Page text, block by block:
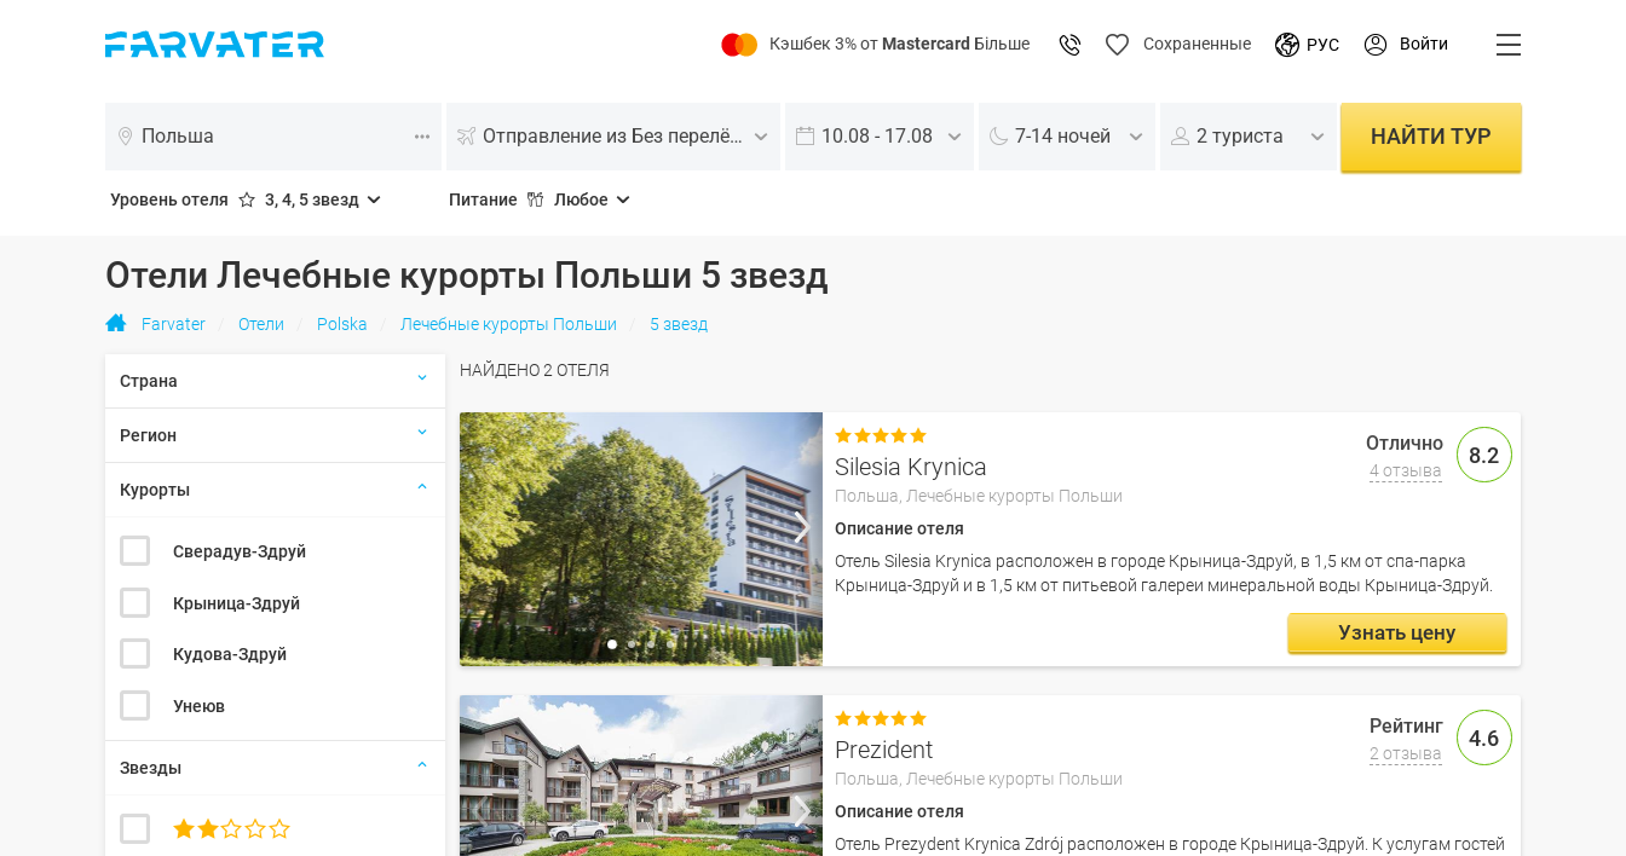
Кэшбек 3% от Mastercard Більше Сохраненные РУС Войти
Польша Отправление из Без перелёта 10.08 - 17.08 7-14 ночей 2 туриста
Уровень отеля 3, 4, 5 звезд Питание Любое
НАЙТИ ТУР
Отели Лечебные курорты Польши 5 звезд
Farvater Отели Polska Лечебные курорты Польши 5 звезд
НАЙДЕНО2 ОТЕЛЯ
Страна
Регион
Курорты
Сверадув-Здруй
Крыница-Здруй
Кудова-Здруй
Унеюв
Звезды

8.2
4 отзыва

Silesia Krynica
Польша, Лечебные курорты Польши
Описание отеля
Отель Silesia Krynica расположен в городе Крыница-Здруй, в 1,5 км от спа-парка
Крыница-Здруй и в 1,5 км от питьевой галереи минеральной воды Крыница-Здруй.
Узнать цену
4.6
2 отзыва

Prezident
Польша,Лечебные курорты Польши
Описание отеля
Отель Prezydent Krynica Zdrój расположен в городе Крыница-Здруй. К услугам гостей